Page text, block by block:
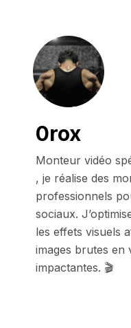
0rox
Monteur vidéo
, je réalise des
professionnels
sociaux.
les effets visuels
images brutes en
impactantes. 🎬